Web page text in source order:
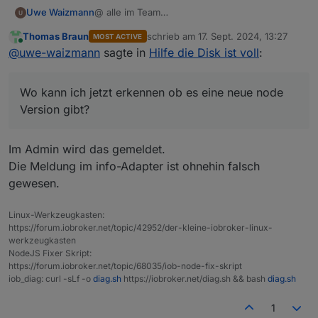
Uwe Waizmann@ alle im Team
Habe iobroker schon einige Zeit am laufen,
aber ein Backup hatte ich noch nie gebraucht.
Der Restore hat wunderbar geklappt, alles
ersparen können. Jetzt erst verstehe ich Eure
Kommentare.
Ich hatte mit viel mehr Arbeit gerechnet.
PS: Backup war vom Samstag und seit
Sonntag, wo die Probleme begannen, lief auch
Wo kann ich jetzt erkennen ob es eine neue
Vielen herzlichen Dank an Euch für die Geduld
Thomas Braun MOST ACTIVE schrieb am 17. Sept. 2024, 13:27
zuletzt editiert von
@uwe-waizmann sagte in Hilfe die Disk ist voll:
Wo kann ich jetzt erkennen ob es eine neue node
Version gibt?
Im Admin wird das gemeldet.
Die Meldung im info-Adapter ist ohnehin falsch
gewesen.
Linux-Werkzeugkasten:
https://forum.iobroker.net/topic/42952/der-kleine-iobroker-linux-
werkzeugkasten
NodeJS Fixer Skript:
https://forum.iobroker.net/topic/68035/iob-node-fix-skript
iob_diag: curl -sLf -o diag.sh https://iobroker.net/diag.sh && bash diag.sh
1